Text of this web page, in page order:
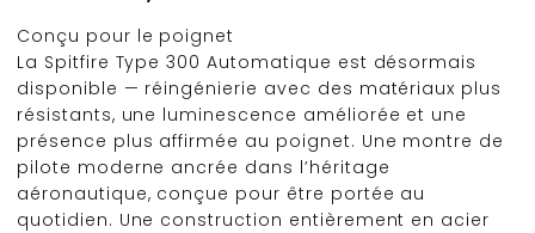
Conçu pour le poignet
La Spitfire Type 300 Automatique est désormais
disponible — réingénierie avec des matériaux plus
résistants, une luminescence améliorée et une
présence plus affirmée au poignet. Une montre de
pilote moderne ancrée dans l’héritage
aéronautique, conçue pour être portée au
quotidien. Une construction entièrement en acier